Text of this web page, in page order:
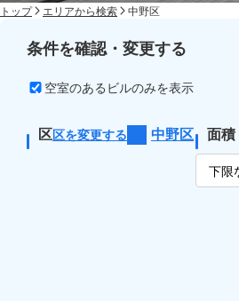
トップ エリアから検索 中野区
条件を確認・変更する
空室のあるビルのみを表示
区区を変更する 中野区 面積